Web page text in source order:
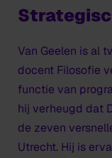
Van Geelen is al
docent Filosofie
functie van
hij verheugd dat
de zeven
Utrecht. Hij is